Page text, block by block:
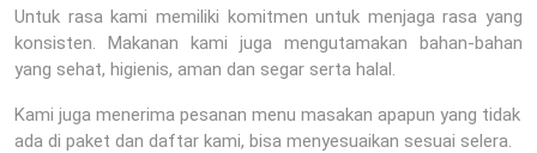
Untuk rasa kami memiliki komitmen untuk menjaga rasa yang
konsisten. Makanan kami juga mengutamakan bahan-bahan
yang sehat, higienis, aman dan segar serta halal.
Kami juga menerima pesanan menu masakan apapun yang tidak
ada di paket dan daftar kami, bisa menyesuaikan sesuai selera.